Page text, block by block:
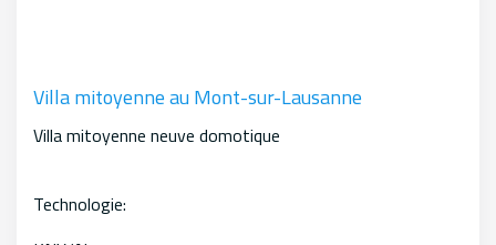
Villa mitoyenne au Mont-sur-Lausanne
Villa mitoyenne neuve domotique
Technologie: